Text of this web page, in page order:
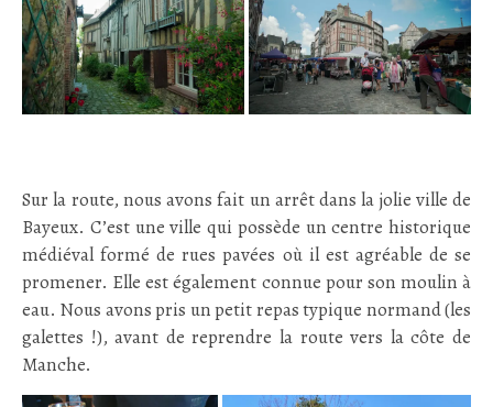
Sur la route, nous avons fait un arrêt dans la jolie ville de
Bayeux. C’est une ville qui possède un centre historique
médiéval formé de rues pavées où il est agréable de se
promener. Elle est également connue pour son moulin à
eau. Nous avons pris un petit repas typique normand (les
galettes !), avant de reprendre la route vers la côte de
Manche.